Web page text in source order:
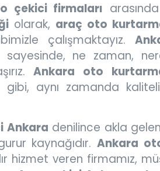
çekici firmaları
olarak, araç oto
çalışmaktayız.
sayesinde, ne zaman,
Ankara oto
gibi, aynı zamanda
Ankara denilince akla
kaynağıdır.Ankara
hizmet veren firmamız,